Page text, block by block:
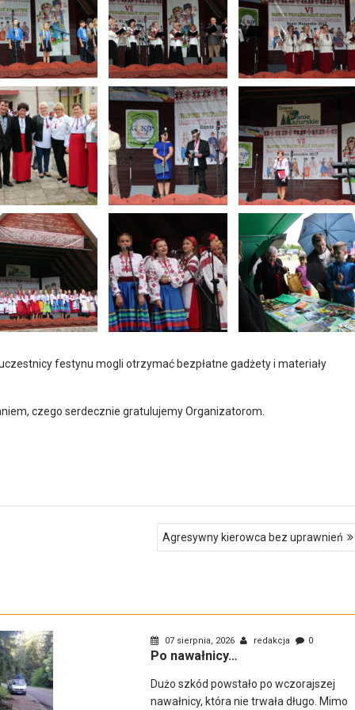
festynu mogli otrzymać bezpłatne gadżety i materiały
czego serdecznie gratulujemy Organizatorom.
Agresywny kierowca bez uprawnień
07 sierpnia, 2026 redakcja 0
Po nawałnicy…
Dużo szkód powstało po wczorajszej
nawałnicy, która nie trwała długo. Mimo